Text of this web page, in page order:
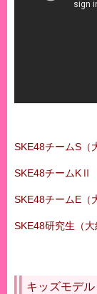
SKE48チームS（
SKE48チームKⅡ
SKE48チームE（
SKE48研究生（
キッズモデ